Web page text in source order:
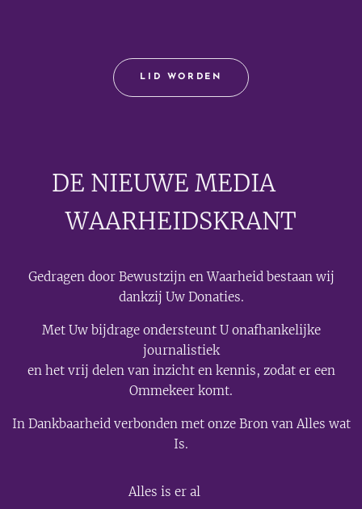
LID WORDEN
DE NIEUWE MEDIA🟣
WAARHEIDSKRANT
Gedragen door Bewustzijn en Waarheid bestaan wij
dankzij Uw Donaties.
Met Uw bijdrage ondersteunt U onafhankelijke
journalistiek
en het vrij delen van inzicht en kennis, zodat er een
Ommekeer komt.
In Dankbaarheid verbonden met onze Bron van Alles wat
Is.
Alles is er al